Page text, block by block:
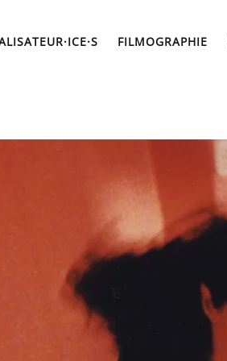
FILMOGRAPHIE